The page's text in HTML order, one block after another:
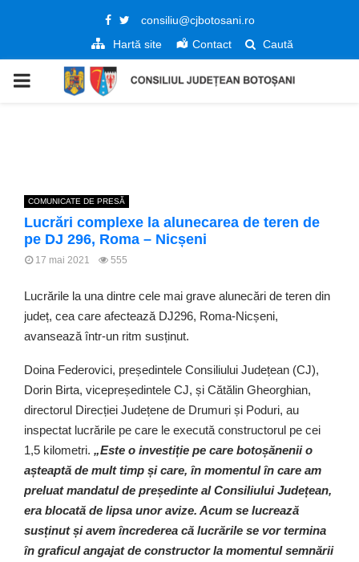
Facebook
Twitter
consiliu@cjbotosani.ro
Hartă site
Contact Caută
PRIMARY
COMUNICATE DE PRESĂ
Lucrări complexe la alunecarea de teren de
pe DJ 296, Roma – Nicșeni
17 mai 2021 555
Lucrările la una dintre cele mai grave alunecări de teren din
județ, cea care afectează DJ296, Roma-Nicșeni,
avansează într-un ritm susținut.
Doina Federovici, președintele Consiliului Județean (CJ),
Dorin Birta, vicepreședintele CJ, și Cătălin Gheorghian,
directorul Direcției Județene de Drumuri și Poduri, au
inspectat lucrările pe care le execută constructorul pe cei
1,5 kilometri. „Este o investiție pe care botoșănenii o
așteaptă de mult timp și care, în momentul în care am
preluat mandatul de președinte al Consiliului Județean,
era blocată de lipsa unor avize. Acum se lucrează
susținut și avem încrederea că lucrările se vor termina
în graficul angajat de constructor la momentul semnării